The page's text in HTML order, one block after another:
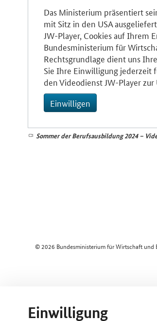
Das Ministerium präsentiert
mit Sitz in den USA
JW-Player, Cookies auf Ihrem
Bundesministerium für
Rechtsgrundlage dient uns
Sie Ihre Einwilligung jederzeit
den Videodienst JW-Player
Einwilligen
Sommer der Berufsausbildung 2024 –
© 2026 Bundesministerium für Wirtschaft und
Einwilligung